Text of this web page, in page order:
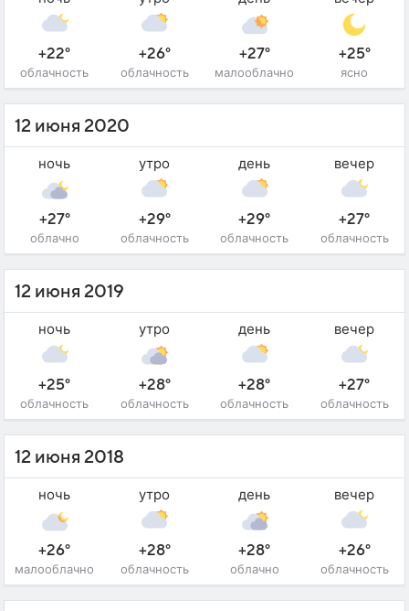
+22°
облачность
+26°
облачность
+27°
малооблачно
+25°
ясно
12 июня 2020
ночь
+27°
облачно
утро
+29°
облачность
день
+29°
облачность
вечер
+27°
облачность
12 июня 2019
ночь
+25°
облачность
утро
+28°
облачность
день
+28°
облачность
вечер
+27°
облачность
12 июня 2018
ночь
+26°
малооблачно
утро
+28°
облачность
день
+28°
облачно
вечер
+26°
облачность